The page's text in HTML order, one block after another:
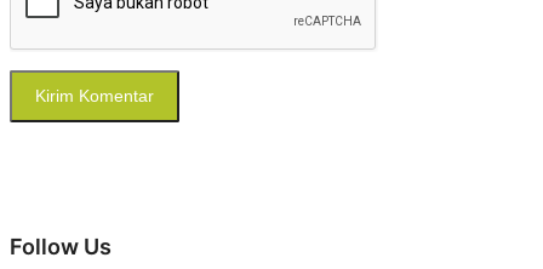
Kirim Komentar
Follow Us